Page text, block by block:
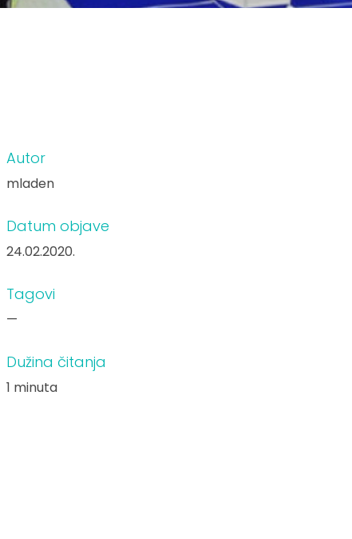
Autor
mladen
Datum objave
24.02.2020.
Tagovi
—
Dužina čitanja
1 minuta